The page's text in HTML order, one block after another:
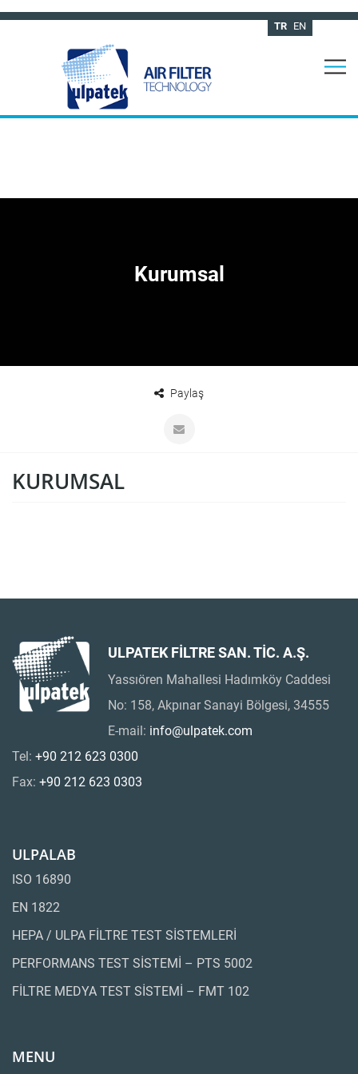
TR EN
Kurumsal
Paylaş
KURUMSAL
ULPATEK FİLTRE SAN. TİC. A.Ş.
Yassıören Mahallesi Hadımköy Caddesi
No: 158, Akpınar Sanayi Bölgesi, 34555
E-mail: info@ulpatek.com
Tel: +90 212 623 0300
Fax: +90 212 623 0303
ULPALAB
ISO 16890
EN 1822
HEPA / ULPA FİLTRE TEST SİSTEMLERİ
PERFORMANS TEST SİSTEMİ – PTS 5002
FİLTRE MEDYA TEST SİSTEMİ – FMT 102
MENU